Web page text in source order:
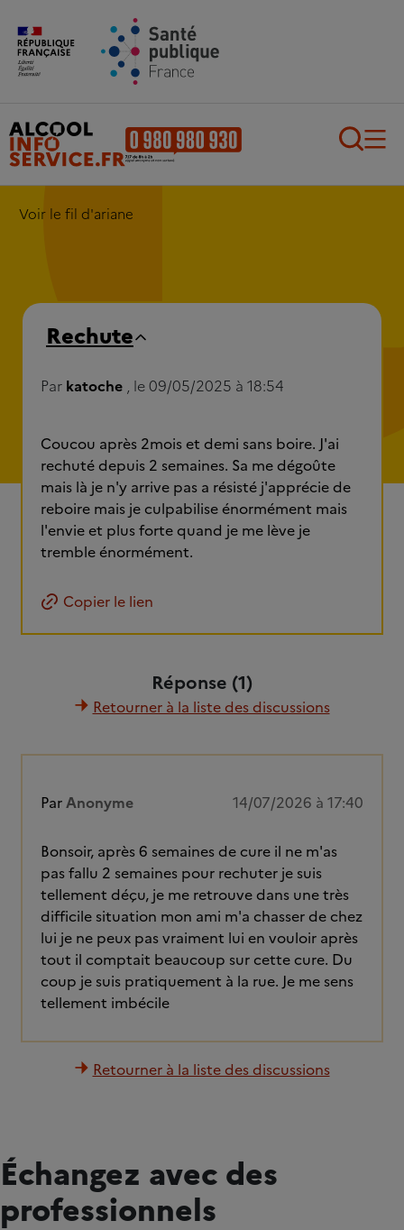
Aller au contenu principal
Voir le fil d'ariane
Rechute
Par katoche , le 09/05/2025 à 18:54
Coucou après 2mois et demi sans boire. J'ai
rechuté depuis 2 semaines. Sa me dégoûte
mais là je n'y arrive pas a résisté j'apprécie de
reboire mais je culpabilise énormément mais
l'envie et plus forte quand je me lève je
tremble énormément.
Copier le lien
Réponse (1)
Retourner à la liste des discussions
ParAnonyme 14/07/2026 à 17:40
Bonsoir, après 6 semaines de cure il ne m'as
pas fallu 2 semaines pour rechuter je suis
tellement déçu, je me retrouve dans une très
difficile situation mon ami m'a chasser de chez
lui je ne peux pas vraiment lui en vouloir après
tout il comptait beaucoup sur cette cure. Du
coup je suis pratiquement à la rue. Je me sens
tellement imbécile
Retourner à la liste des discussions
Échangez avec des
professionnels